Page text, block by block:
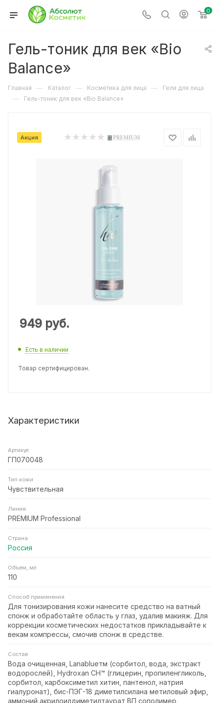
0
Гель-тоник для век «Bio
Balance»
Главная — Каталог — Косметика для лица — Гели для лица
— Гель-тоник для век «Bio Balance»
Акция
949 руб.
Есть в наличии
Товар сертифицирован.
Характеристики
Артикул
ГП070048
Тип кожи
Чувствительная
Линия
PREMIUM Professional
Страна
Россия
Объем, мл
110
Способ применения
Для тонизирования кожи нанесите средство на ватный
спонж и обработайте область у глаз, удалив макияж. Для
коррекции косметических недостатков прикладывайте к
векам компрессы, смочив спонж в средстве.
Состав
Вода очищенная, Lanablueтм (сорбитол, вода, экстракт
водорослей), Hydroxan CH™ (глицерин, пропиленгликоль,
сорбитол, карбоксиметил хитин, пантенол, натрия
гиалуронат), бис-ПЭГ-18 диметилсилана метиловый эфир,
аммоний акрилоилдиметилтаурат ВП сополимер,